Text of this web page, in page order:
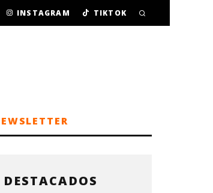
INSTAGRAM TIKTOK
DESTACADOS